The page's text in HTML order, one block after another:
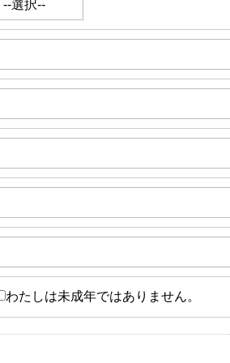
わたしは未成年ではありません。